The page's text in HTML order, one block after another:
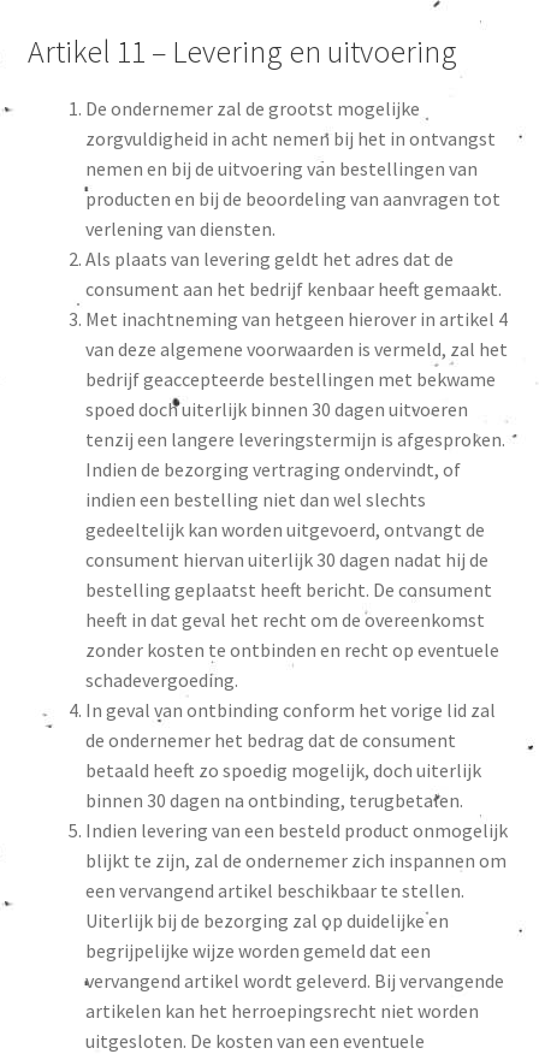
Artikel 11 – Levering en uitvoering
De ondernemer zal de grootst mogelijke
zorgvuldigheid in acht nemen bij het in ontvangst
nemen en bij de uitvoering van bestellingen van
producten en bij de beoordeling van aanvragen tot
verlening van diensten.
Als plaats van levering geldt het adres dat de
consument aan het bedrijf kenbaar heeft gemaakt.
Met inachtneming van hetgeen hierover in artikel 4
van deze algemene voorwaarden is vermeld, zal het
bedrijf geaccepteerde bestellingen met bekwame
spoed doch uiterlijk binnen 30 dagen uitvoeren
tenzij een langere leveringstermijn is afgesproken.
Indien de bezorging vertraging ondervindt, of
indien een bestelling niet dan wel slechts
gedeeltelijk kan worden uitgevoerd, ontvangt de
consument hiervan uiterlijk 30 dagen nadat hij de
bestelling geplaatst heeft bericht. De consument
heeft in dat geval het recht om de overeenkomst
zonder kosten te ontbinden en recht op eventuele
schadevergoeding.
In geval van ontbinding conform het vorige lid zal
de ondernemer het bedrag dat de consument
betaald heeft zo spoedig mogelijk, doch uiterlijk
binnen 30 dagen na ontbinding, terugbetalen.
Indien levering van een besteld product onmogelijk
blijkt te zijn, zal de ondernemer zich inspannen om
een vervangend artikel beschikbaar te stellen.
Uiterlijk bij de bezorging zal op duidelijke en
begrijpelijke wijze worden gemeld dat een
vervangend artikel wordt geleverd. Bij vervangende
artikelen kan het herroepingsrecht niet worden
uitgesloten. De kosten van een eventuele